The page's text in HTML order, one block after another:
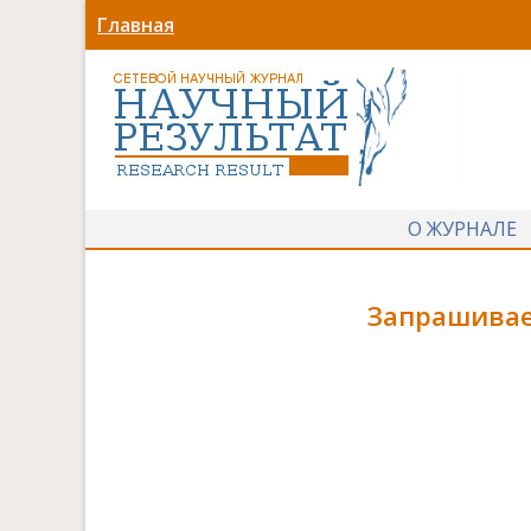
Главная
О ЖУРНАЛЕ